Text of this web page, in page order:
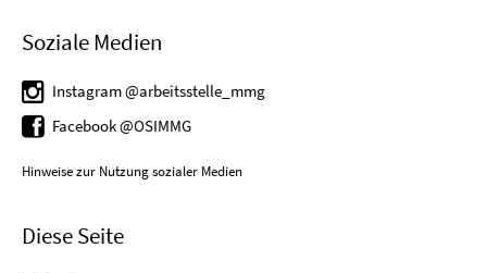
Soziale Medien
Instagram @arbeitsstelle_mmg
Facebook @OSIMMG
Hinweise zur Nutzung sozialer Medien
Diese Seite